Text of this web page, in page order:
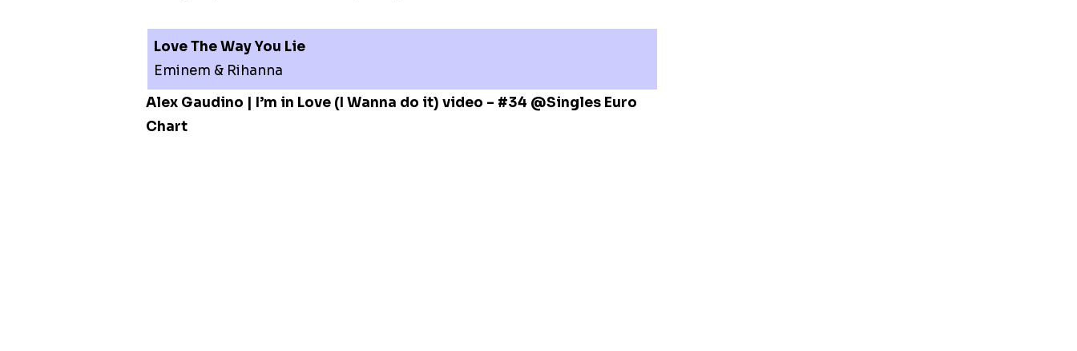
Love The Way You Lie
Eminem & Rihanna
Alex Gaudino | I’m in Love (I Wanna do it) video – #34 @Singles Euro
Chart